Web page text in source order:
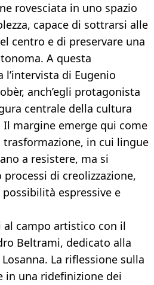
rovesciata in uno spazio
capace di sottrarsi alle
centro e di preservare una
A questa
di Eugenio
anch’egli protagonista
centrale della cultura
Il margine emerge qui come
in cui lingue
a resistere, ma si
di creolizzazione,
espressive e
campo artistico con il
Beltrami, dedicato alla
La riflessione sulla
in una ridefinizione dei